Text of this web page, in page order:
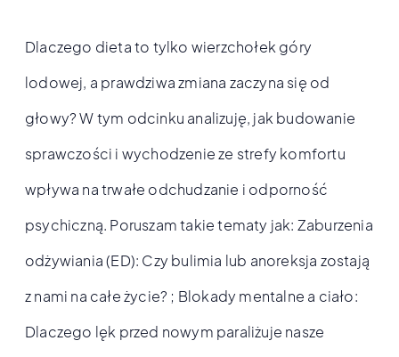
Dlaczego dieta to tylko wierzchołek góry
lodowej, a prawdziwa zmiana zaczyna się od
głowy? W tym odcinku analizuję, jak budowanie
sprawczości i wychodzenie ze strefy komfortu
wpływa na trwałe odchudzanie i odporność
psychiczną. Poruszam takie tematy jak: Zaburzenia
odżywiania (ED): Czy bulimia lub anoreksja zostają
z nami na całe życie? ; Blokady mentalne a ciało:
Dlaczego lęk przed nowym paraliżuje nasze